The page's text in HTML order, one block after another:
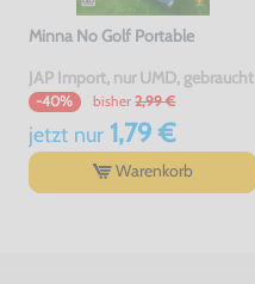
Minna No Golf Portable
JAP Import, nur UMD, gebraucht
-40% bisher 2,99 €
jetzt nur1,79 €
Warenkorb